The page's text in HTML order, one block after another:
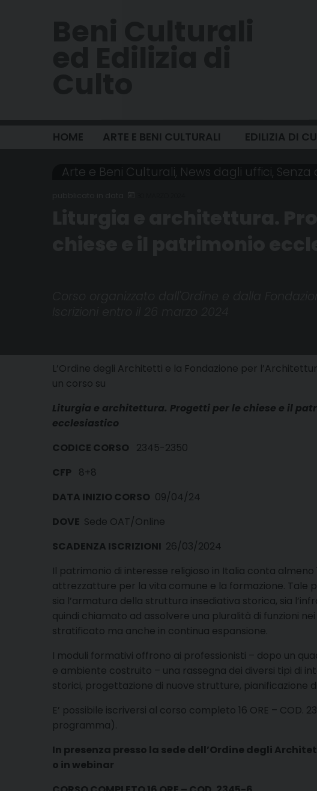
HOME ARTE E BENI CULTURALI EDILIZIA DI
Arte e Beni Culturali, News dagli uffici, Senza
L’Ordine degli Architetti e la Fondazione per
un corso su
Liturgia e architettura. Progetti per le chiese e il
ecclesiastico
CODICE CORSO 2345-2350
CFP 8+8
DATA INIZIO CORSO 09/04/24
DOVE Sede OAT/Online
SCADENZA ISCRIZIONI 26/03/2024
Il patrimonio di interesse religioso in Italia conta
attrezzatture per la vita comune e la formazione. Tale
sia l’armatura della struttura insediativa storica, sia
quindi chiamato ad assolvere una pluralità di funzioni
stratificato ma anche in continua espansione.
I moduli formativi offrono ai professionisti – dopo un
e ambiente costruito – una rassegna dei diversi tipi di
storici, progettazione di nuove strutture, pianificazione
E’ possibile iscriversi al corso completo 16 ORE –
programma).
In presenza presso la sede dell’Ordine degli
o in webinar